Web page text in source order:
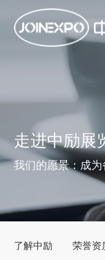
走进中励展
我们的愿景：成
了解中励 荣誉资